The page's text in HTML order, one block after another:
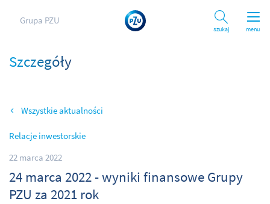
menu
Grupa PZU
Szukaj
Szczegóły
Wszystkie aktualności
Relacje inwestorskie
22 marca 2022
24 marca 2022 - wyniki finansowe Grupy
PZU za 2021 rok